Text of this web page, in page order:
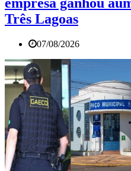
Três Lagoas
07/08/2026